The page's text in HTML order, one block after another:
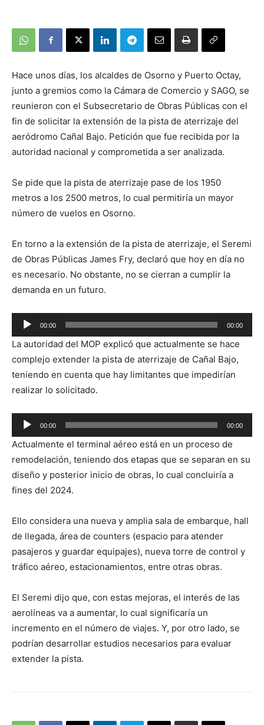
Hace unos días, los alcaldes de Osorno y Puerto Octay,
junto a gremios como la Cámara de Comercio y SAGO, se
reunieron con el Subsecretario de Obras Públicas con el
fin de solicitar la extensión de la pista de aterrizaje del
aeródromo Cañal Bajo. Petición que fue recibida por la
autoridad nacional y comprometida a ser analizada.
Se pide que la pista de aterrizaje pase de los 1950
metros a los 2500 metros, lo cual permitiría un mayor
número de vuelos en Osorno.
En torno a la extensión de la pista de aterrizaje, el Seremi
de Obras Públicas James Fry, declaró que hoy en día no
es necesario. No obstante, no se cierran a cumplir la
demanda en un futuro.
Reproductor
de
audio
00:00 00:00
La autoridad del MOP explicó que actualmente se hace
complejo extender la pista de aterrizaje de Cañal Bajo,
teniendo en cuenta que hay limitantes que impedirían
realizar lo solicitado.
Reproductor
de
audio
00:00 00:00
Actualmente el terminal aéreo está en un proceso de
remodelación, teniendo dos etapas que se separan en su
diseño y posterior inicio de obras, lo cual concluiría a
fines del 2024.
Ello considera una nueva y amplia sala de embarque, hall
de llegada, área de counters (espacio para atender
pasajeros y guardar equipajes), nueva torre de control y
tráfico aéreo, estacionamientos, entre otras obras.
El Seremi dijo que, con estas mejoras, el interés de las
aerolíneas va a aumentar, lo cual significaría un
incremento en el número de viajes. Y, por otro lado, se
podrían desarrollar estudios necesarios para evaluar
extender la pista.